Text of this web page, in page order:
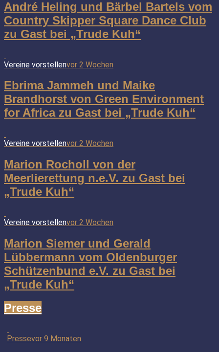
André Heling und Bärbel Bartels vom
Country Skipper Square Dance Club
zu Gast bei „Trude Kuh“
Vereine vorstellenvor 2 Wochen
Ebrima Jammeh und Maike
Brandhorst von Green Environment
for Africa zu Gast bei „Trude Kuh“
Vereine vorstellenvor 2 Wochen
Marion Rocholl von der
Meerlierettung n.e.V. zu Gast bei
„Trude Kuh“
Vereine vorstellenvor 2 Wochen
Marion Siemer und Gerald
Lübbermann vom Oldenburger
Schützenbund e.V. zu Gast bei
„Trude Kuh“
Presse
Pressevor 9 Monaten